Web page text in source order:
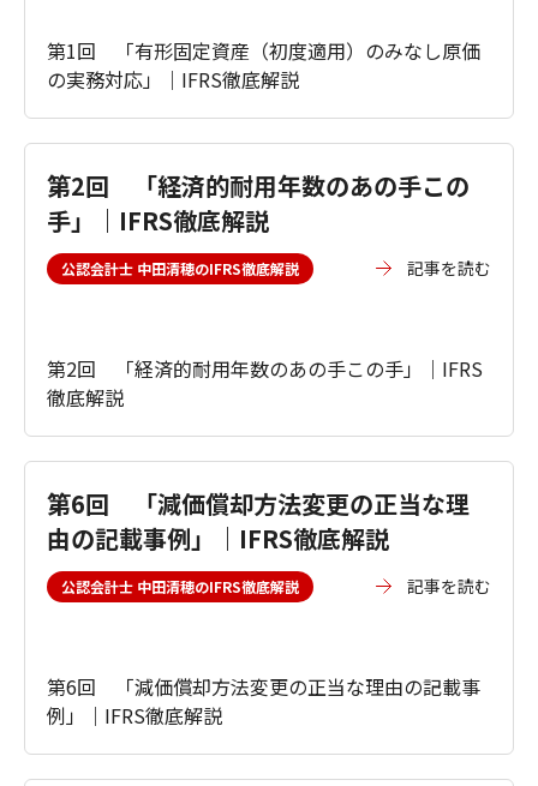
第1回 「有形固定資産（初度適用）のみなし原価
の実務対応」｜IFRS徹底解説
第2回 「経済的耐用年数のあの手この
手」｜IFRS徹底解説
公認会計士 中田清穂のIFRS徹底解説 記事を読む
第2回 「経済的耐用年数のあの手この手」｜IFRS
徹底解説
第6回 「減価償却方法変更の正当な理
由の記載事例」｜IFRS徹底解説
公認会計士 中田清穂のIFRS徹底解説 記事を読む
第6回 「減価償却方法変更の正当な理由の記載事
例」｜IFRS徹底解説